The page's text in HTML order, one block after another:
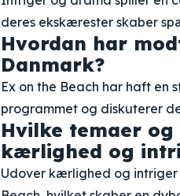
deres ekskærester skaber
Hvordan har
Danmark?
Ex on the Beach har haft en
programmet og diskuterer
Hvilke temaer og
kærlighed og
Udover kærlighed og intriger